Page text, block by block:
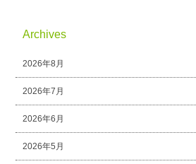
Archives
2026年8月
2026年7月
2026年6月
2026年5月